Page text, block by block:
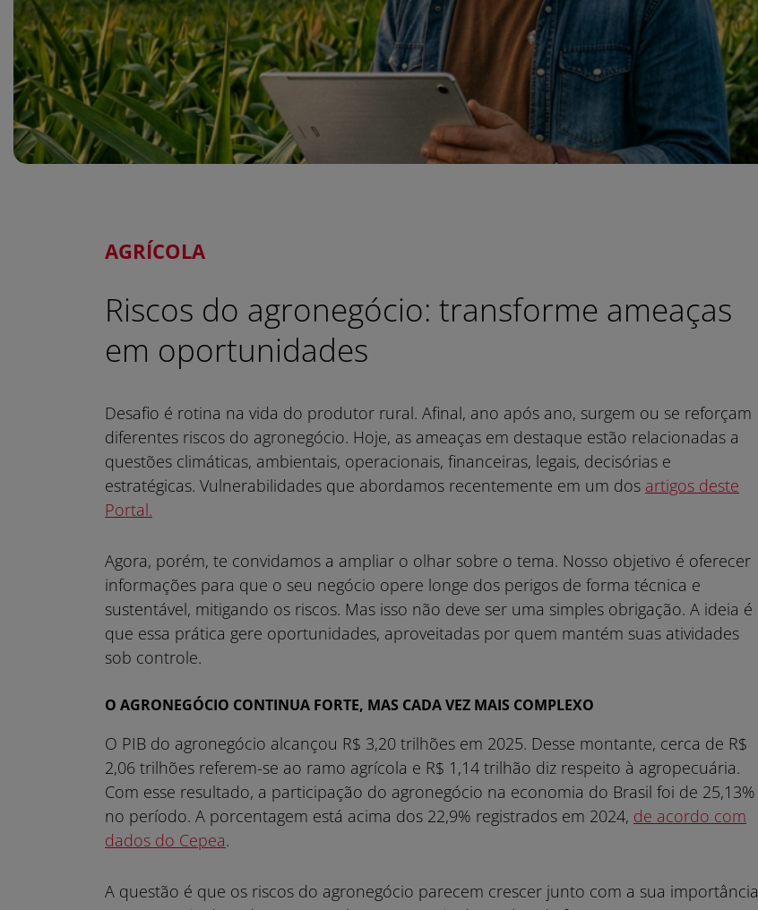
AGRÍCOLA
Riscos do agronegócio: transforme ameaças
em oportunidades
Desafio é rotina na vida do produtor rural. Afinal, ano após ano, surgem ou se reforçam
diferentes riscos do agronegócio. Hoje, as ameaças em destaque estão relacionadas a
questões climáticas, ambientais, operacionais, financeiras, legais, decisórias e
estratégicas. Vulnerabilidades que abordamos recentemente em um dos artigos deste
Portal.
Agora, porém, te convidamos a ampliar o olhar sobre o tema. Nosso objetivo é oferecer
informações para que o seu negócio opere longe dos perigos de forma técnica e
sustentável, mitigando os riscos. Mas isso não deve ser uma simples obrigação. A ideia é
que essa prática gere oportunidades, aproveitadas por quem mantém suas atividades
sob controle.
O AGRONEGÓCIO CONTINUA FORTE, MAS CADA VEZ MAIS COMPLEXO
O PIB do agronegócio alcançou R$ 3,20 trilhões em 2025. Desse montante, cerca de R$
2,06 trilhões referem-se ao ramo agrícola e R$ 1,14 trilhão diz respeito à agropecuária.
Com esse resultado, a participação do agronegócio na economia do Brasil foi de 25,13%
no período. A porcentagem está acima dos 22,9% registrados em 2024, de acordo com
dados do Cepea.
A questão é que os riscos do agronegócio parecem crescer junto com a sua importância